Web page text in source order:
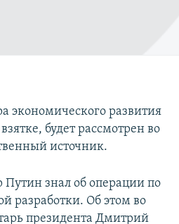
экономического развития
будет рассмотрен во
источник.
знал об операции по
разработки. Об этом во
президента Дмитрий